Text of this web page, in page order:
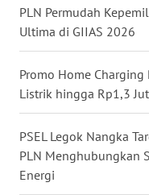
PLN Permudah
Ultima di GIIAS 2026
Promo Home Charging
Listrik hingga Rp1,3
PSEL Legok Nangka
PLN Menghubungkan
Energi
DANAU
TOBA
LANGKAT
WN